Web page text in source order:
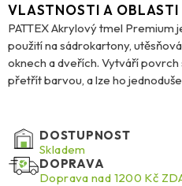
VLASTNOSTI A
PATTEX Akrylový tmel Premium
použití na sádrokartony,
oknech a dveřích. Vytváří
přetřít barvou, a lze ho
odolnosti proti UV záření a
stavebním materiálům, včetně
hliníku. Avšak není doporučeno
výskytem prachu, protože jeho
DOSTUPNOST
Skladem
DOPRAVA
Doprava nad 1200 Kč